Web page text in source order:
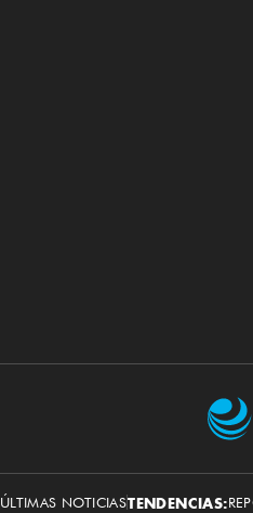
ÚLTIMAS NOTICIASTENDENCIAS: